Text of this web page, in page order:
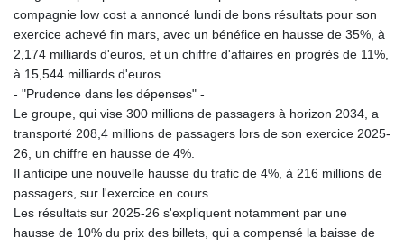
compagnie low cost a annoncé lundi de bons résultats pour son
exercice achevé fin mars, avec un bénéfice en hausse de 35%, à
2,174 milliards d'euros, et un chiffre d'affaires en progrès de 11%,
à 15,544 milliards d'euros.
- "Prudence dans les dépenses" -
Le groupe, qui vise 300 millions de passagers à horizon 2034, a
transporté 208,4 millions de passagers lors de son exercice 2025-
26, un chiffre en hausse de 4%.
Il anticipe une nouvelle hausse du trafic de 4%, à 216 millions de
passagers, sur l'exercice en cours.
Les résultats sur 2025-26 s'expliquent notamment par une
hausse de 10% du prix des billets, qui a compensé la baisse de